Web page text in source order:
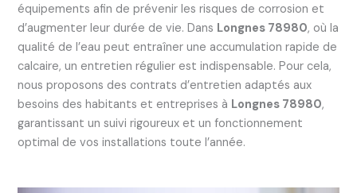
équipements afin de prévenir les risques de corrosion et
d’augmenter leur durée de vie. Dans Longnes 78980, où la
qualité de l’eau peut entraîner une accumulation rapide de
calcaire, un entretien régulier est indispensable. Pour cela,
nous proposons des contrats d’entretien adaptés aux
besoins des habitants et entreprises à Longnes 78980,
garantissant un suivi rigoureux et un fonctionnement
optimal de vos installations toute l’année.